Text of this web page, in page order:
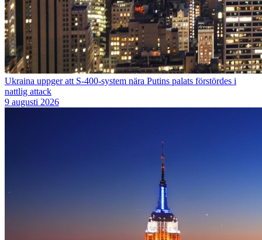
Ukraina uppger att S-400-system nära Putins palats förstördes i
nattlig attack
9 augusti 2026